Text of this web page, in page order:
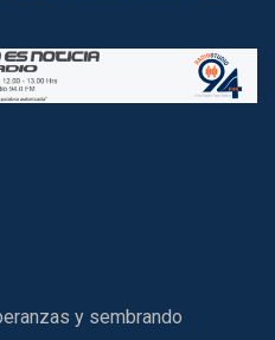
y sembrando